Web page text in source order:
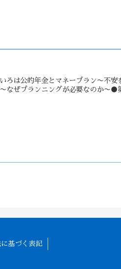
は公的年金とマネープラン〜不安
ぜプランニングが必要なのか〜●
基づく表記